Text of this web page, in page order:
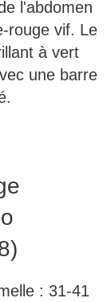
l'abdomen
rouge vif. Le
à vert
une barre
: 31-41